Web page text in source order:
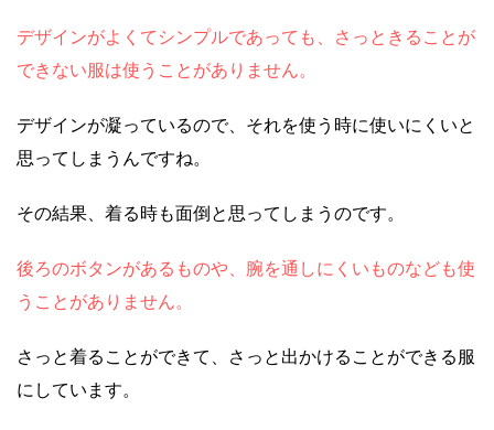
デザインがよくてシンプルであっても、さっときることが
できない服は使うことがありません。
デザインが凝っているので、それを使う時に使いにくいと
思ってしまうんですね。
その結果、着る時も面倒と思ってしまうのです。
後ろのボタンがあるものや、腕を通しにくいものなども使
うことがありません。
さっと着ることができて、さっと出かけることができる服
にしています。